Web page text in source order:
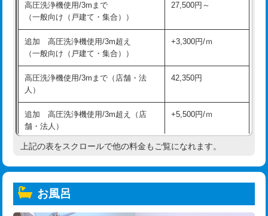
高圧洗浄機使用/3mまで
（一般向け（戸建て・集合））
27,500円～
追加 高圧洗浄機使用/3m超え
（一般向け（戸建て・集合））
+3,300円/ｍ
高圧洗浄機使用/3mまで（店舗・法
人）
42,350円
追加 高圧洗浄機使用/3m超え（店
舗・法人）
+5,500円/ｍ
高度高圧洗浄換 現地調査
トーラー機使用/3mまで
上記の表をスクロールで他の料金もご覧になれます。
お風呂